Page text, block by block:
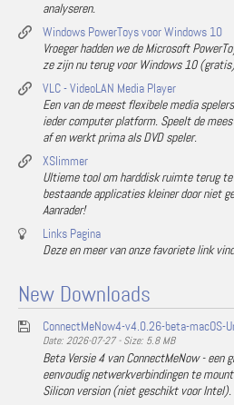
analyseren.
Windows PowerToys voor Windows 10
Vroeger hadden we de Microsoft
ze zijn nu terug voor Windows 10
VLC - VideoLAN Media Player
Een van de meest flexibele media
ieder computer platform. Speelt de
af en werkt prima als DVD speler.
XSlimmer
Ultieme tool om harddisk ruimte terug
bestaande applicaties kleiner door niet
Aanrader!
Links Pagina
Deze en meer van onze favoriete link
New Downloads
ConnectMeNow4-v4.0.26-beta-macOS-
Date: 2026-07-27 - Size: 5.8 MB
Beta Versie 4 van ConnectMeNow - een
eenvoudig netwerkverbindingen te
Silicon version (niet geschikt voor Intel).